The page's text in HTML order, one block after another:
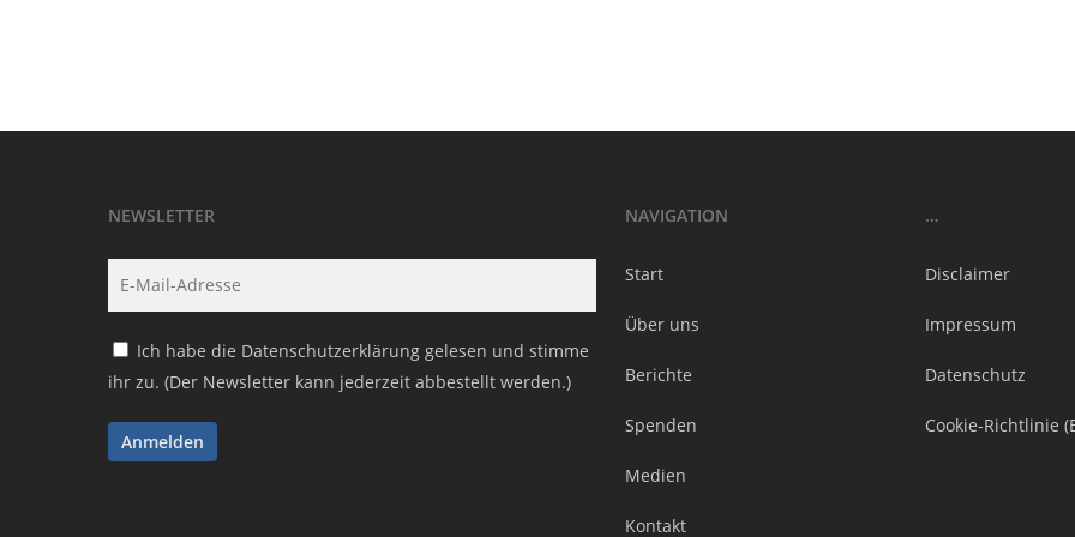
NEWSLETTER
Ich habe die Datenschutzerklärung gelesen und stimme
ihr zu. (Der Newsletter kann jederzeit abbestellt werden.)
NAVIGATION
Start
Über uns
Berichte
Spenden
Medien
Kontakt
…
Disclaimer
Impressum
Datenschutz
Cookie-Richtlinie